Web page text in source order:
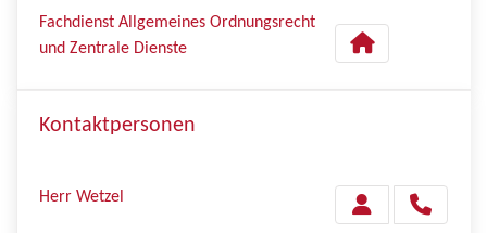
Fachdienst Allgemeines Ordnungsrecht
und Zentrale Dienste
Kontaktpersonen
Herr Wetzel